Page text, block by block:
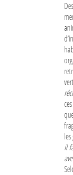
L'actualité du
Sites touristiques
Diego Suarez
il